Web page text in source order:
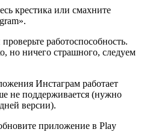
крестика или смахните
работоспособность.
но ничего страшного, следуем
Инстаграм работает
не поддерживается (нужно
версии).
приложение в Play